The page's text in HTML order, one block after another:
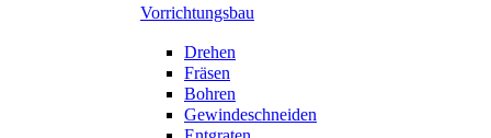
Vorrichtungsbau
Drehen
Fräsen
Bohren
Gewindeschneiden